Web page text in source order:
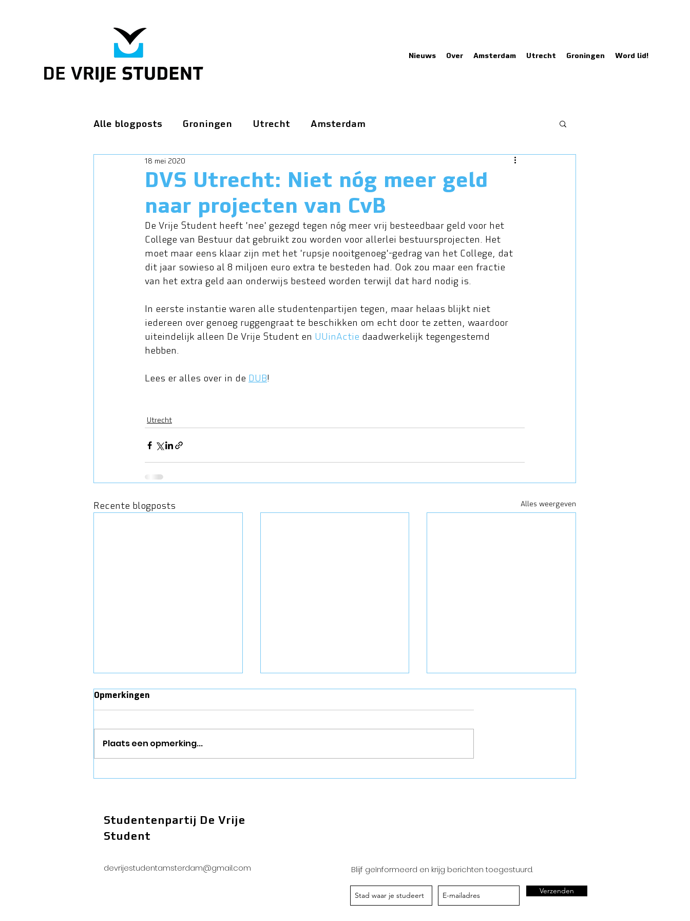
Nieuws Over Amsterdam Utrecht Groningen Word lid!
Alle blogposts Groningen Utrecht Amsterdam
DVS Utrecht: Niet nóg meer geld
naar projecten van CvB
18 mei 2020
De Vrije Student heeft 'nee' gezegd tegen nóg meer vrij besteedbaar geld voor het
College van Bestuur dat gebruikt zou worden voor allerlei bestuursprojecten. Het
moet maar eens klaar zijn met het 'rupsje nooitgenoeg'-gedrag van het College, dat
dit jaar sowieso al 8 miljoen euro extra te besteden had. Ook zou maar een fractie
van het extra geld aan onderwijs besteed worden terwijl dat hard nodig is.
In eerste instantie waren alle studentenpartijen tegen, maar helaas blijkt niet
iedereen over genoeg ruggengraat te beschikken om echt door te zetten, waardoor
uiteindelijk alleen De Vrije Student en UUinActie daadwerkelijk tegengestemd
hebben.
Lees er alles over in de DUB!
Utrecht
Recente blogposts Alles weergeven
Bestuurswissel landelijk
Universiteiten, zeg nee
Een goede dag in de
Opmerkingen
Plaats een opmerking...
Studentenpartij De Vrije
Student
devrijestudentamsterdam@gmail.com Blijf geïnformeerd en krijg berichten toegestuurd.
Verzenden